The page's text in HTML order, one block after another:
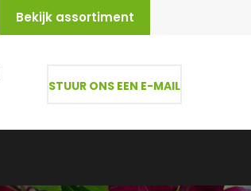
Bekijk assortiment
STUUR ONS EEN E-MAIL